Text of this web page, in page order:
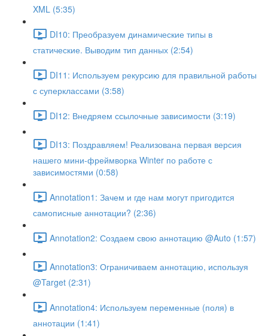
XML (5:35)
DI10: Преобразуем динамические типы в
статические. Выводим тип данных (2:54)
DI11: Используем рекурсию для правильной работы
с суперклассами (3:58)
DI12: Внедряем ссылочные зависимости (3:19)
DI13: Поздравляем! Реализована первая версия
нашего мини-фреймворка Winter по работе с
зависимостями (0:58)
Annotation1: Зачем и где нам могут пригодится
самописные аннотации? (2:36)
Annotation2: Создаем свою аннотацию @Auto (1:57)
Annotation3: Ограничиваем аннотацию, используя
@Target (2:31)
Annotation4: Используем переменные (поля) в
аннотации (1:41)